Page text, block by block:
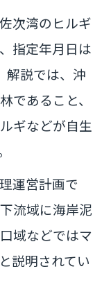
次湾のヒルギ
指定年月日は
解説では、沖
であること、
ギなどが自生
運営計画で
流域に海岸泥
域などではマ
説明されてい